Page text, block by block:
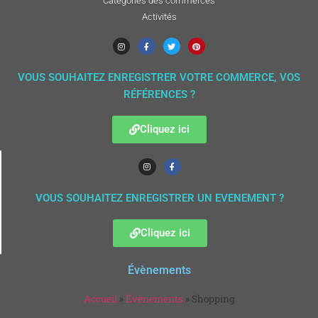
Activités
VOUS SOUHAITEZ ENREGISTRER VOTRE COMMERCE, VOS
RÉFÉRENCES ?
Cliquez ici
VOUS SOUHAITEZ ENREGISTRER UN EVENEMENT ?
Cliquez ici
Évènements
Accueil»Évènements » Shopping